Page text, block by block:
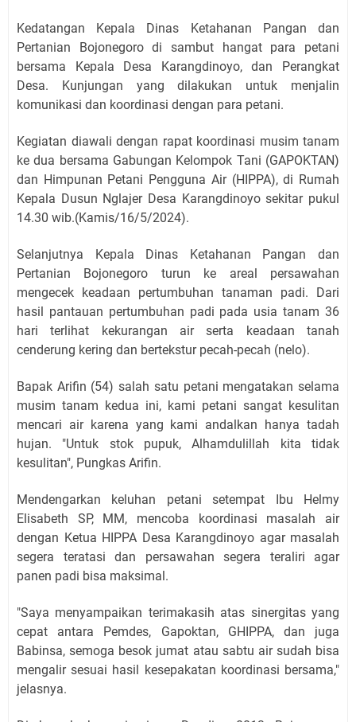
Kedatangan Kepala Dinas Ketahanan Pangan dan
Pertanian Bojonegoro di sambut hangat para petani
bersama Kepala Desa Karangdinoyo, dan Perangkat
Desa. Kunjungan yang dilakukan untuk menjalin
komunikasi dan koordinasi dengan para petani.
Kegiatan diawali dengan rapat koordinasi musim tanam
ke dua bersama Gabungan Kelompok Tani (GAPOKTAN)
dan Himpunan Petani Pengguna Air (HIPPA), di Rumah
Kepala Dusun Nglajer Desa Karangdinoyo sekitar pukul
14.30 wib.(Kamis/16/5/2024).
Selanjutnya Kepala Dinas Ketahanan Pangan dan
Pertanian Bojonegoro turun ke areal persawahan
mengecek keadaan pertumbuhan tanaman padi. Dari
hasil pantauan pertumbuhan padi pada usia tanam 36
hari terlihat kekurangan air serta keadaan tanah
cenderung kering dan bertekstur pecah-pecah (nelo).
Bapak Arifin (54) salah satu petani mengatakan selama
musim tanam kedua ini, kami petani sangat kesulitan
mencari air karena yang kami andalkan hanya tadah
hujan. "Untuk stok pupuk, Alhamdulillah kita tidak
kesulitan", Pungkas Arifin.
Mendengarkan keluhan petani setempat Ibu Helmy
Elisabeth SP, MM, mencoba koordinasi masalah air
dengan Ketua HIPPA Desa Karangdinoyo agar masalah
segera teratasi dan persawahan segera teraliri agar
panen padi bisa maksimal.
"Saya menyampaikan terimakasih atas sinergitas yang
cepat antara Pemdes, Gapoktan, GHIPPA, dan juga
Babinsa, semoga besok jumat atau sabtu air sudah bisa
mengalir sesuai hasil kesepakatan koordinasi bersama,"
jelasnya.